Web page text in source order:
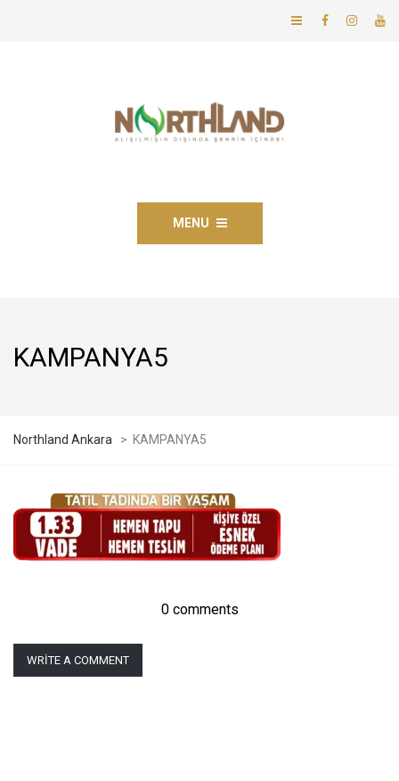
MENU
KAMPANYA5
Northland Ankara > KAMPANYA5
0 comments
WRITE A COMMENT